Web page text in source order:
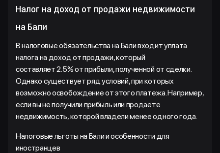
Налог на доход от продажи недвижимости
на Бали
В налоговые обязательства на Бали входит уплата
налога на доход от продажи, который
составляет 2.5% от прибыли, полученной от сделки.
Однако существует ряд условий, при которых
возможно освобождение от этого платежа. Например,
если вы не получили прибыль или продаете
недвижимость, которой владели менее одного года.
Налоговые льготы на Бали и особенности для
иностранцев